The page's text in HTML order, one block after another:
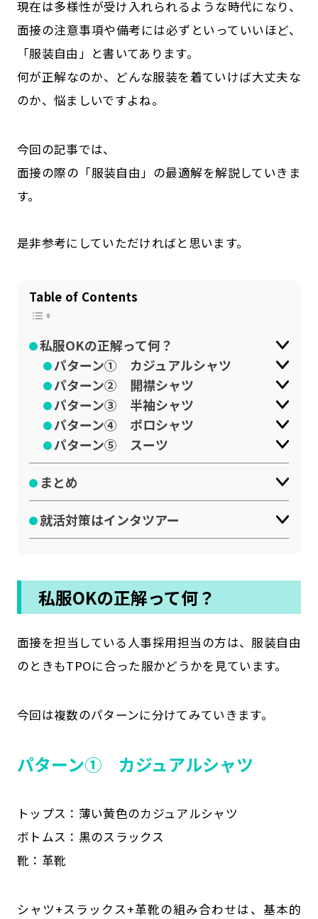
公式SNSはこちら
現在は多様性が受け入れられるような時代になり、
面接の注意事項や備考には必ずといっていいほど、
「服装自由」と書いてあります。
何が正解なのか、どんな服装を着ていけば大丈夫な
のか、悩ましいですよね。
今回の記事では、
面接の際の「服装自由」の最適解を解説していきま
す。
是非参考にしていただければと思います。
Table of Contents
私服OKの正解って何？
パターン① カジュアルシャツ
パターン② 開襟シャツ
パターン③ 半袖シャツ
パターン④ ポロシャツ
パターン⑤ スーツ
まとめ
就活対策はインタツアー
私服OKの正解って何？
面接を担当している人事採用担当の方は、服装自由
のときもTPOに合った服かどうかを見ています。
今回は複数のパターンに分けてみていきます。
パターン① カジュアルシャツ
トップス：薄い黄色のカジュアルシャツ
ボトムス：黒のスラックス
靴：革靴
シャツ+スラックス+革靴の組み合わせは、基本的